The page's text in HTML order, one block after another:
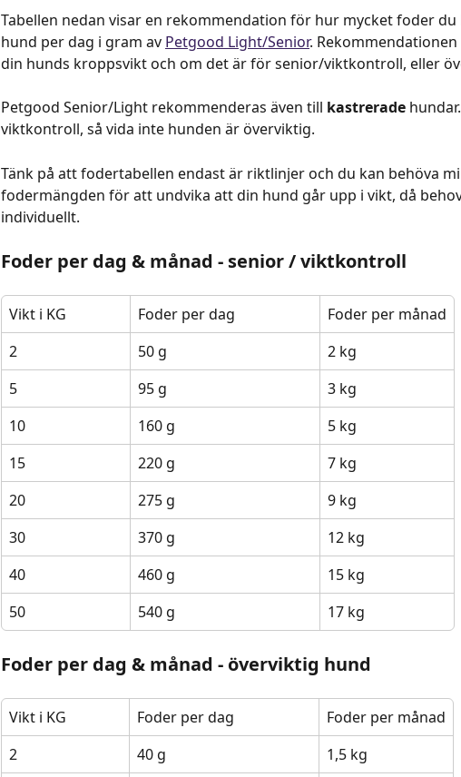
Tabellen nedan visar en rekommendation för hur mycket foder
hund per dag i gram av Petgood Light/Senior.
din hunds kroppsvikt och om det är för senior/viktkontroll, eller
Petgood Senior/Light rekommenderas även till kastrerade
viktkontroll, så vida inte hunden är överviktig.
Tänk på att fodertabellen endast är riktlinjer och du kan behöva
fodermängden för att undvika att din hund går upp i vikt, då
individuellt.
Foder per dag & månad - senior / viktkontroll
Vikt i KG Foder per dag
Foder per månad
2
50 g
2 kg
5
95 g
3 kg
10
160 g
5 kg
15
220 g
7 kg
20
275 g
9 kg
30
370 g
12 kg
40
460 g
15 kg
50
540 g 17 kg
Foder per dag & månad - överviktig hund
Vikt i KG Foder per dag
Foder per månad
2
40 g
1,5 kg